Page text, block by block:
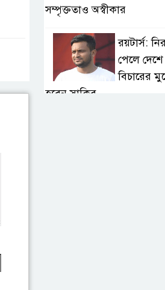
সম্পৃক্ততাও অস্বীকার
রয়টার্স:
পেলে
বিচারের
হবেন সাকিব